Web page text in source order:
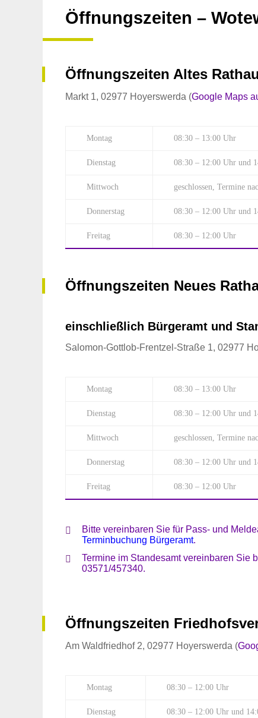
Öffnungszeiten –
Öffnungszeiten Altes
Markt 1, 02977 Hoyerswerda (Google Maps
Montag 08:30 – 13:00 Uhr
Dienstag 08:30 – 12:00 Uhr und
Mittwoch geschlossen, Termine
Donnerstag 08:30 – 12:00 Uhr und
Freitag 08:30 – 12:00 Uhr
Öffnungszeiten Neues
einschließlich Bürgeramt und
Salomon-Gottlob-Frentzel-Straße 1, 02977
Montag 08:30 – 13:00 Uhr
Dienstag 08:30 – 12:00 Uhr und
Mittwoch geschlossen, Termine
Donnerstag 08:30 – 12:00 Uhr und
Freitag 08:30 – 12:00 Uhr
Bitte vereinbaren Sie für Pass- und
Terminbuchung Bürgeramt.
Termine im Standesamt vereinbaren Sie
03571/457340.
Öffnungszeiten
Am Waldfriedhof 2, 02977 Hoyerswerda (
Montag 08:30 – 12:00 Uhr
Dienstag 08:30 – 12:00 Uhr und